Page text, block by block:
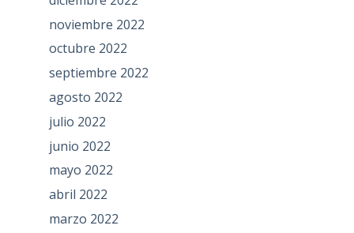
noviembre 2022
octubre 2022
septiembre 2022
agosto 2022
julio 2022
junio 2022
mayo 2022
abril 2022
marzo 2022